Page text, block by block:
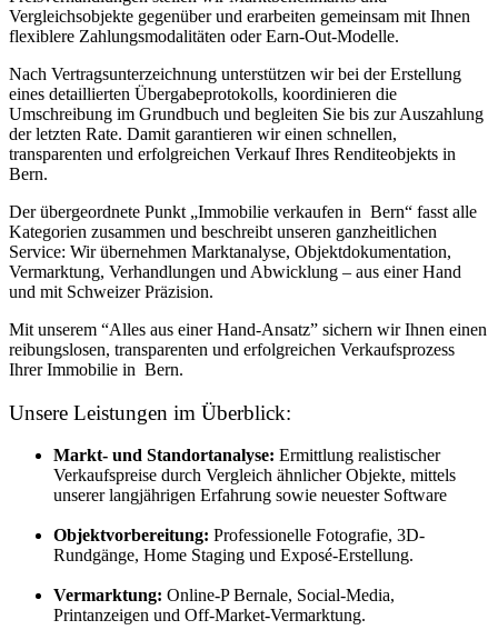
Vergleichsobjekte gegenüber und erarbeiten gemeinsam mit Ihnen
flexiblere Zahlungsmodalitäten oder Earn-Out-Modelle.
Nach Vertragsunterzeichnung unterstützen wir bei der Erstellung
eines detaillierten Übergabeprotokolls, koordinieren die
Umschreibung im Grundbuch und begleiten Sie bis zur Auszahlung
der letzten Rate. Damit garantieren wir einen schnellen,
transparenten und erfolgreichen Verkauf Ihres Renditeobjekts in
Bern.
Der übergeordnete Punkt „Immobilie verkaufen in Bern“ fasst alle
Kategorien zusammen und beschreibt unseren ganzheitlichen
Service: Wir übernehmen Marktanalyse, Objektdokumentation,
Vermarktung, Verhandlungen und Abwicklung – aus einer Hand
und mit Schweizer Präzision.
Mit unserem “Alles aus einer Hand-Ansatz” sichern wir Ihnen einen
reibungslosen, transparenten und erfolgreichen Verkaufsprozess
Ihrer Immobilie in Bern.
Unsere Leistungen im Überblick:
Markt- und Standortanalyse: Ermittlung realistischer
Verkaufspreise durch Vergleich ähnlicher Objekte, mittels
unserer langjährigen Erfahrung sowie neuester Software
Objektvorbereitung: Professionelle Fotografie, 3D-
Rundgänge, Home Staging und Exposé-Erstellung.
Vermarktung: Online-P Bernale, Social-Media,
Printanzeigen und Off-Market-Vermarktung.